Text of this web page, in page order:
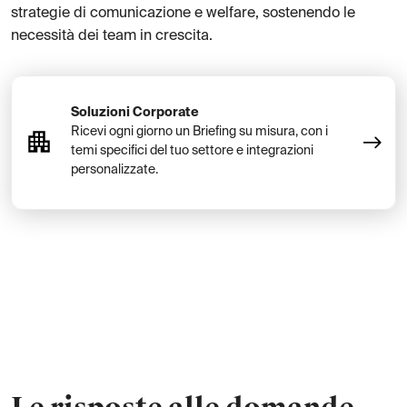
strategie di comunicazione e welfare, sostenendo le
necessità dei team in crescita.
Soluzioni Corporate
Ricevi ogni giorno un Briefing su misura, con i
temi specifici del tuo settore e integrazioni
personalizzate.